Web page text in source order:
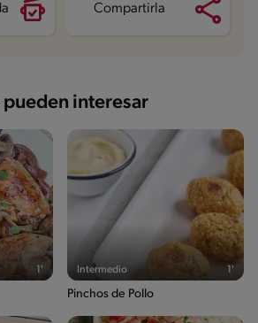
Compartirla
pueden interesar
1' Intermedio 1'
Pinchos de Pollo